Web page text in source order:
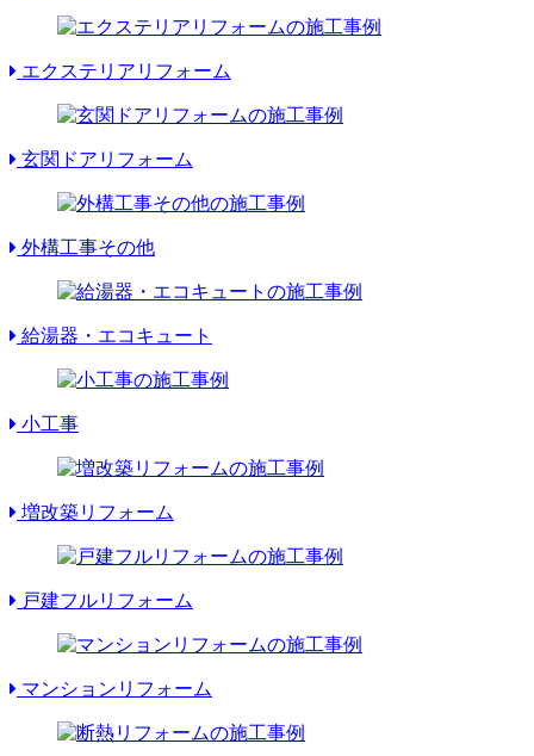
エクステリアリフォーム
玄関ドアリフォーム
外構工事その他
給湯器・エコキュート
小工事
増改築リフォーム
戸建フルリフォーム
マンションリフォーム